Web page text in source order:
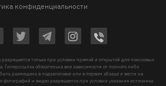
конфиденциальности
только при условии прямой и открытой для поисковых
Гиперссылка обязательна вне зависимости от полного либо
размещена в подзаголовке или в первом абзаце и вести на
и видео разрешается при условии указания источника